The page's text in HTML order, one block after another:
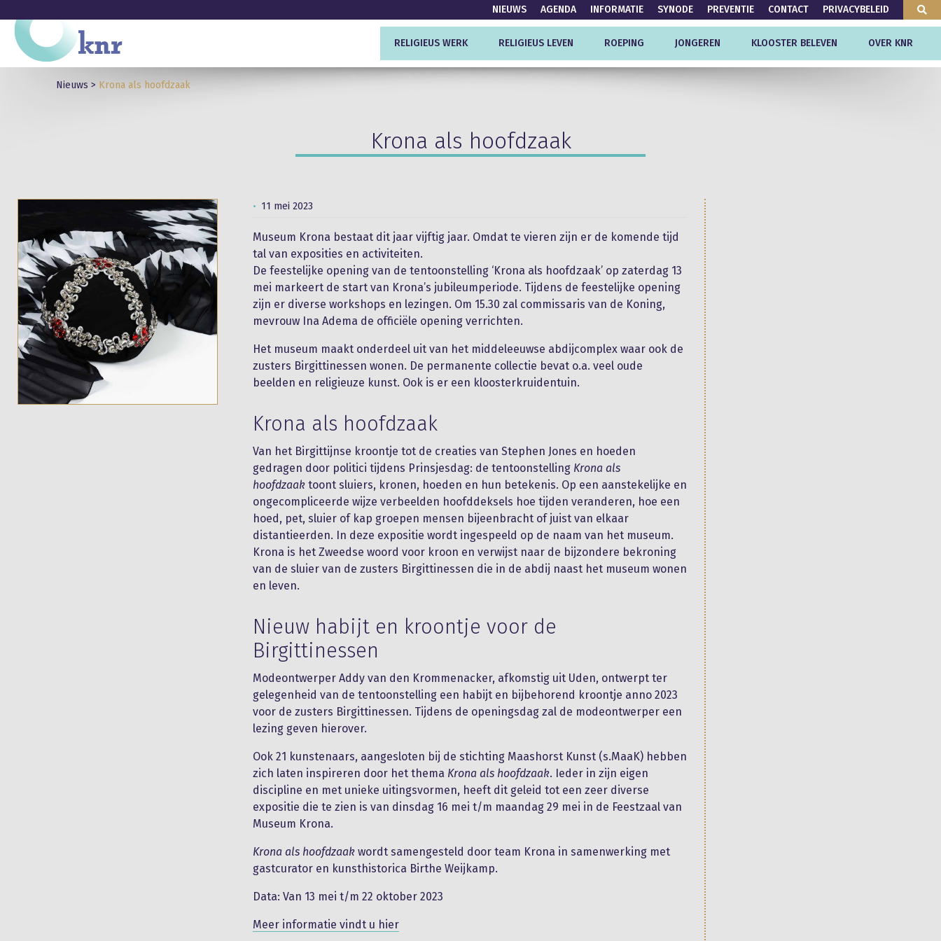
NIEUWS AGENDA INFORMATIE SYNODE PREVENTIE CONTACT PRIVACYBELEID
RELIGIEUS WERK RELIGIEUS LEVEN ROEPING JONGEREN KLOOSTER BELEVEN OVER KNR
Nieuws > Krona als hoofdzaak
Krona als hoofdzaak
11 mei 2023
Museum Krona bestaat dit jaar vijftig jaar. Omdat te vieren zijn er de komende tijd
tal van exposities en activiteiten.
De feestelijke opening van de tentoonstelling ‘Krona als hoofdzaak’ op zaterdag 13
mei markeert de start van Krona’s jubileumperiode. Tijdens de feestelijke opening
zijn er diverse workshops en lezingen. Om 15.30 zal commissaris van de Koning,
mevrouw Ina Adema de officiële opening verrichten.
Het museum maakt onderdeel uit van het middeleeuwse abdijcomplex waar ook de
zusters Birgittinessen wonen. De permanente collectie bevat o.a. veel oude
beelden en religieuze kunst. Ook is er een kloosterkruidentuin.
Krona als hoofdzaak
Van het Birgittijnse kroontje tot de creaties van Stephen Jones en hoeden
gedragen door politici tijdens Prinsjesdag: de tentoonstelling Krona als
hoofdzaak toont sluiers, kronen, hoeden en hun betekenis. Op een aanstekelijke en
ongecompliceerde wijze verbeelden hoofddeksels hoe tijden veranderen, hoe een
hoed, pet, sluier of kap groepen mensen bijeenbracht of juist van elkaar
distantieerden. In deze expositie wordt ingespeeld op de naam van het museum.
Krona is het Zweedse woord voor kroon en verwijst naar de bijzondere bekroning
van de sluier van de zusters Birgittinessen die in de abdij naast het museum wonen
en leven.
Nieuw habijt en kroontje voor de
Birgittinessen
Modeontwerper Addy van den Krommenacker, afkomstig uit Uden, ontwerpt ter
gelegenheid van de tentoonstelling een habijt en bijbehorend kroontje anno 2023
voor de zusters Birgittinessen. Tijdens de openingsdag zal de modeontwerper een
lezing geven hierover.
Ook 21 kunstenaars, aangesloten bij de stichting Maashorst Kunst (s.MaaK) hebben
zich laten inspireren door het thema Krona als hoofdzaak. Ieder in zijn eigen
discipline en met unieke uitingsvormen, heeft dit geleid tot een zeer diverse
expositie die te zien is van dinsdag 16 mei t/m maandag 29 mei in de Feestzaal van
Museum Krona.
Krona als hoofdzaak wordt samengesteld door team Krona in samenwerking met
gastcurator en kunsthistorica Birthe Weijkamp.
Data: Van 13 mei t/m 22 oktober 2023
Meer informatie vindt u hier